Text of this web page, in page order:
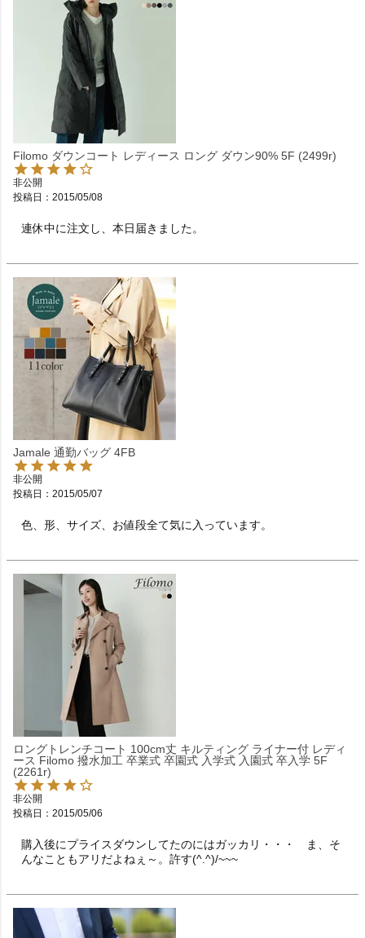
Filomo ダウンコート レディース ロング ダウン90% 5F (2499r)
非公開
投稿日
2015/05/08
連休中に注文し、本日届きました。
Jamale 通勤バッグ 4FB
非公開
投稿日
2015/05/07
色、形、サイズ、お値段全て気に入っています。
ロングトレンチコート 100cm丈 キルティング ライナー付 レディ
ース Filomo 撥水加工 卒業式 卒園式 入学式 入園式 卒入学 5F
(2261r)
非公開
投稿日
2015/05/06
購入後にプライスダウンしてたのにはガッカリ・・・　ま、そ
んなこともアリだよねぇ～。許す(^.^)/~~~